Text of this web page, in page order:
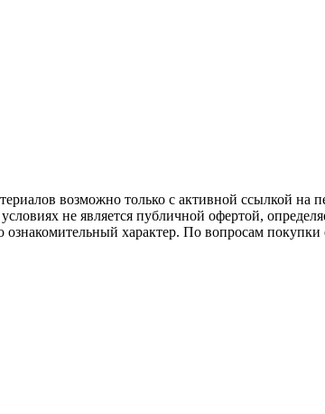
возможно только с активной ссылкой
не является публичной офертой,
характер. По вопросам